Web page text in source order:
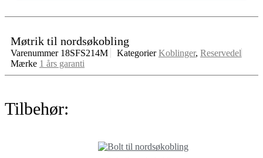
Møtrik til nordsøkobling
Varenummer 18SFS214M Kategorier Koblinger, Reservedel
Mærke 1 års garanti
Tilbehør: